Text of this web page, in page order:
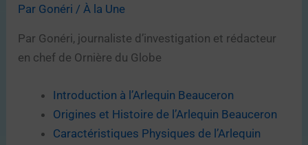
Par Gonéri /À la Une
Par Gonéri, journaliste d’investigation et rédacteur
en chef de Ornière du Globe
Introduction à l’Arlequin Beauceron
Origines et Histoire de l’Arlequin Beauceron
Caractéristiques Physiques de l’Arlequin